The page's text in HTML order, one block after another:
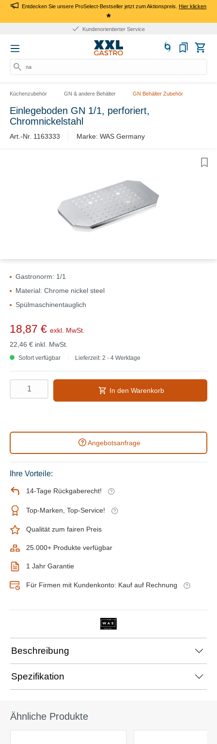
Entdecken Sie unsere ProSelect-Bestseller jetzt zum Aktionspreis.Hier klicken
*
Kundenorientierter Service
nach
Küchenzubehör GN & andere Behälter GN Behälter Zubehör
Einlegeboden GN 1/1, perforiert,
Chromnickelstahl
Art.-Nr. 1163333 Marke: WAS Germany
Gastronorm: 1/1
Material: Chrome nickel steel
Spülmaschinentauglich
18,87 € exkl. MwSt.
22,46 € inkl. MwSt.
Sofort verfügbar Lieferzeit: 2 - 4 Werktage
In den Warenkorb
Angebotsanfrage
Ihre Vorteile:
14-Tage Rückgaberecht!
Top-Marken, Top-Service!
Qualität zum fairen Preis
25.000+ Produkte verfügbar
1 Jahr Garantie
Für Firmen mit Kundenkonto: Kauf auf Rechnung
Beschreibung
Spezifikation
Ähnliche Produkte